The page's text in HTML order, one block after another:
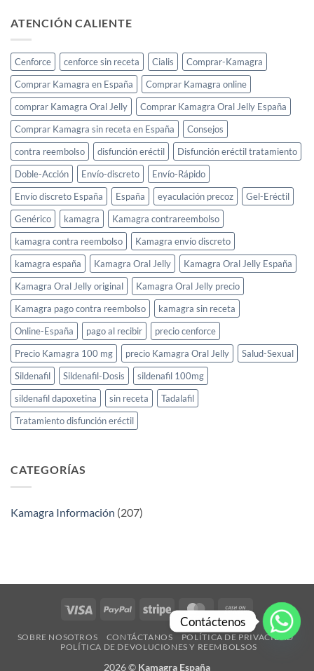
ATENCIÓN CALIENTE
Cenforce cenforce sin receta Cialis
Comprar-Kamagra
Comprar Kamagra en España
Comprar Kamagra online
comprar Kamagra Oral Jelly
Comprar Kamagra Oral Jelly España
Comprar Kamagra sin receta en España
Consejos
contra reembolso
disfunción eréctil
Disfunción eréctil tratamiento
Doble-Acción
Envío-discreto
Envío-Rápido
Envío discreto España
España eyaculación precoz
Gel-Eréctil
Genérico
kamagra
Kamagra contrareembolso
kamagra contra reembolso
Kamagra envío discreto
kamagra españa
Kamagra Oral Jelly
Kamagra Oral Jelly España
Kamagra Oral Jelly original
Kamagra Oral Jelly precio
Kamagra pago contra reembolso
kamagra sin receta
Online-España
pago al recibir
precio cenforce
Precio Kamagra 100 mg
precio Kamagra Oral Jelly
Salud-Sexual
Sildenafil
Sildenafil-Dosis
sildenafil 100mg
sildenafil dapoxetina
sin receta
Tadalafil
Tratamiento disfunción eréctil
CATEGORÍAS
Kamagra Información (207)
Visa PayPal Stripe MasterCardCash
On
Delivery
SOBRE NOSOTROS CONTÁCTANOS
POLÍTICA DE PRIVACIDAD​
POLÍTICA DE DEVOLUCIONES Y REEMBOLSOS
2026 © Kamagra España
Contáctenos